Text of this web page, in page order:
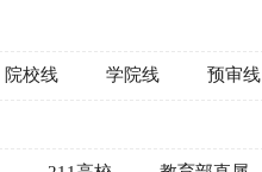
院校线 学院线 预审线